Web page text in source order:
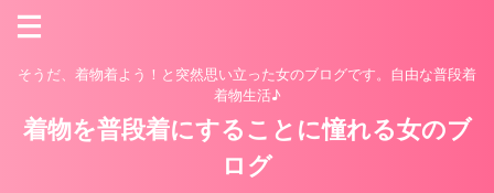
そうだ、着物着よう！と突然思い立った女のブログです。自由な普段着
着物生活♪
着物を普段着にすることに憧れる女のブ
ログ